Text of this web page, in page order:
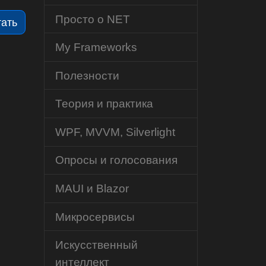
Просто о NET
My Frameworks
Полезности
Теория и практика
WPF, MVVM, Silverlight
Опросы и голосования
MAUI и Blazor
Микросервисы
Искусственный
интеллект